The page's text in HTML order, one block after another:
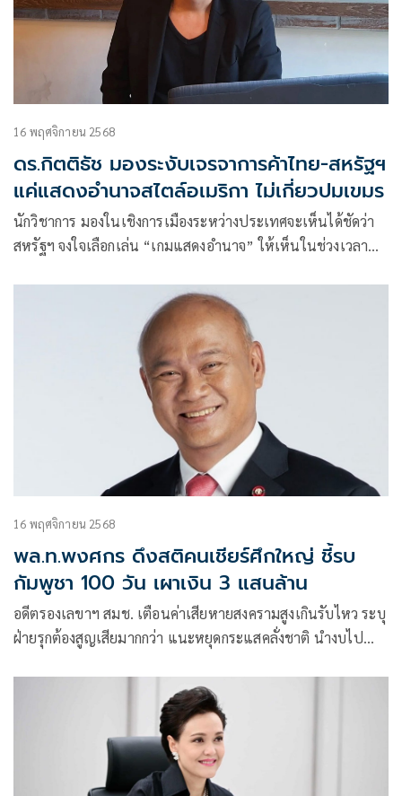
16 พฤศจิกายน 2568
ดร.กิตติธัช มองระงับเจรจาการค้าไทย-สหรัฐฯ
แค่แสดงอำนาจสไตล์อเมริกา ไม่เกี่ยวปมเขมร
นักวิชาการ มองในเชิงการเมืองระหว่างประเทศจะเห็นได้ชัดว่า
สหรัฐฯ จงใจเลือกเล่น “เกมแสดงอำนาจ” ให้เห็นในช่วงเวลาที่
16 พฤศจิกายน 2568
พล.ท.พงศกร ดึงสติคนเชียร์ศึกใหญ่ ชี้รบ
กัมพูชา 100 วัน เผาเงิน 3 แสนล้าน
อดีตรองเลขาฯ สมช. เตือนค่าเสียหายสงครามสูงเกินรับไหว ระบุ
ฝ่ายรุกต้องสูญเสียมากกว่า แนะหยุดกระแสคลั่งชาติ นำงบไป